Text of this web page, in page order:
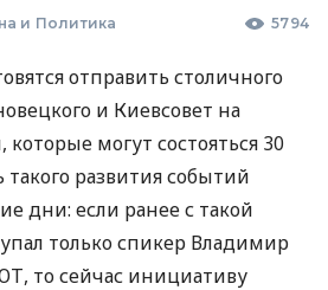
и Политика 5794
отправить столичного
и Киевсовет на
могут состояться 30
такого развития событий
дни: если ранее с такой
только спикер Владимир
то сейчас инициативу